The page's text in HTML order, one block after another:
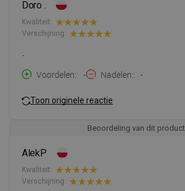
Doro .
Kwaliteit:
Verschijning:
-
Voordelen:
- Nadelen: -
Toon originele reactie
Beoordeling van dit product
AlekP
Kwaliteit:
Verschijning: